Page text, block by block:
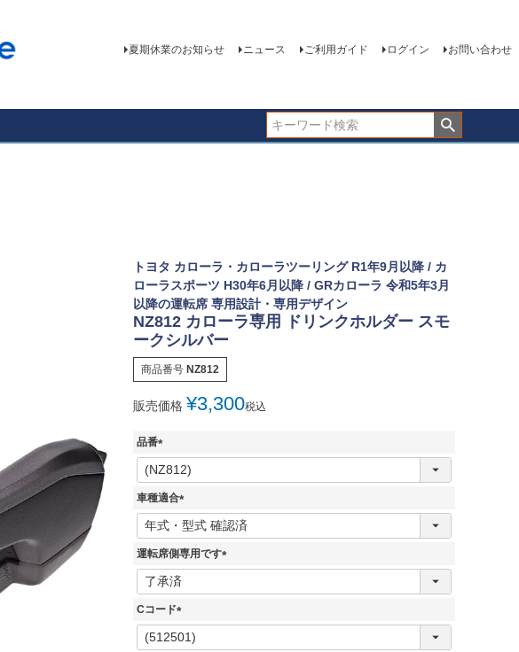
夏期休業のお知らせ ニュース ご利用ガイド ログイン お問い合わせ
トヨタ カローラ・カローラツーリング R1年9月以降 / カ
ローラスポーツ H30年6月以降 / GRカローラ 令和5年3月
以降の運転席 専用設計・専用デザイン
NZ812 カローラ専用 ドリンクホルダー スモ
ークシルバー
商品番号 NZ812
販売価格 ¥3,300税込
品番
(
必
須
車種適合
(
必
須
運転席側専用です
(
Cコード
(
必